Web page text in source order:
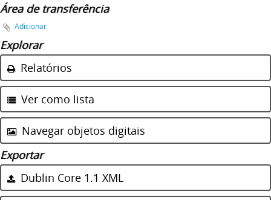
Área de transferência
Adicionar
Explorar
Relatórios
Ver como lista
Navegar objetos digitais
Exportar
Dublin Core 1.1 XML